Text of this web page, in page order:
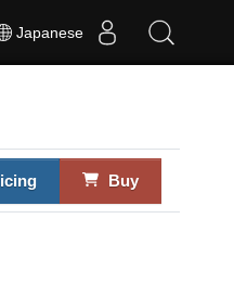
Japanese
Buy